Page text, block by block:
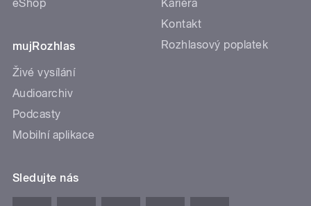
eShop
mujRozhlas
Živé vysílání
Audioarchiv
Podcasty
Mobilní aplikace
Kariéra
Kontakt
Rozhlasový poplatek
Sledujte nás